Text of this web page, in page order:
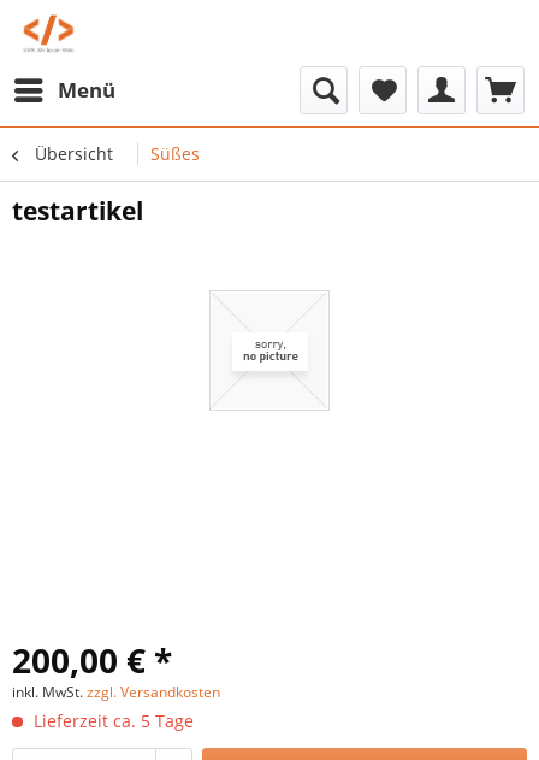
Menü
Übersicht Süßes
testartikel
200,00 € *
inkl. MwSt.zzgl. Versandkosten
Lieferzeit ca. 5 Tage